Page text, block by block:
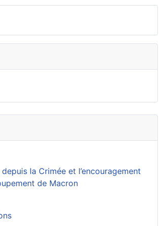
la Crimée et l’encouragement
de Macron